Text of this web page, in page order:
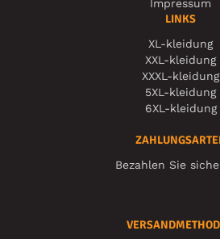
Impressum
LINKS
XL-kleidung
XXL-kleidung
XXXL-kleidung
5XL-kleidung
6XL-kleidung
Bezahlen Sie